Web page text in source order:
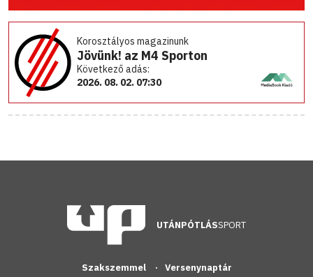
Korosztályos magazinunk
Jövünk! az M4 Sporton
Következő adás:
2026. 08. 02. 07:30
UTÁNPÓTLÁSSPORT
Szakszemmel Versenynaptár